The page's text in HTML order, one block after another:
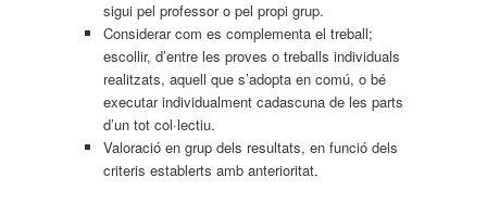
sigui pel professor o pel propi grup.
Considerar com es complementa el treball;
escollir, d’entre les proves o treballs individuals
realitzats, aquell que s’adopta en comú, o bé
executar individualment cadascuna de les parts
d’un tot col·lectiu.
Valoració en grup dels resultats, en funció dels
criteris establerts amb anterioritat.